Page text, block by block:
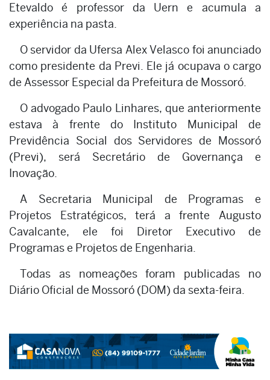
Etevaldo é professor da Uern e acumula a
experiência na pasta.
O servidor da Ufersa Alex Velasco foi anunciado
como presidente da Previ. Ele já ocupava o cargo
de Assessor Especial da Prefeitura de Mossoró.
O advogado Paulo Linhares, que anteriormente
estava à frente do Instituto Municipal de
Previdência Social dos Servidores de Mossoró
(Previ), será Secretário de Governança e
Inovação.
A Secretaria Municipal de Programas e
Projetos Estratégicos, terá a frente Augusto
Cavalcante, ele foi Diretor Executivo de
Programas e Projetos de Engenharia.
Todas as nomeações foram publicadas no
Diário Oficial de Mossoró (DOM) da sexta-feira.